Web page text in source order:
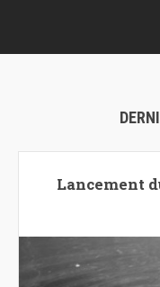
Lancement